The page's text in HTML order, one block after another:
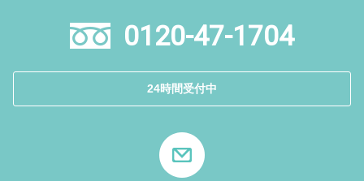
0120-47-1704
24時間受付中